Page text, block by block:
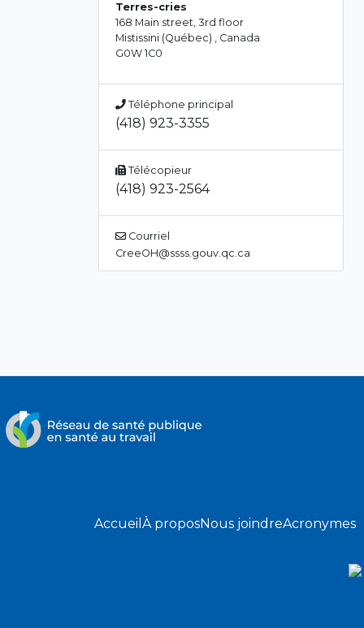
Terres-cries
168 Main street, 3rd floor
Mistissini (Québec) , Canada
G0W 1C0
Téléphone principal
(418) 923-3355
Télécopieur
(418) 923-2564
Courriel
CreeOH@ssss.gouv.qc.ca
Accueil À proposNous joindreAcronymes